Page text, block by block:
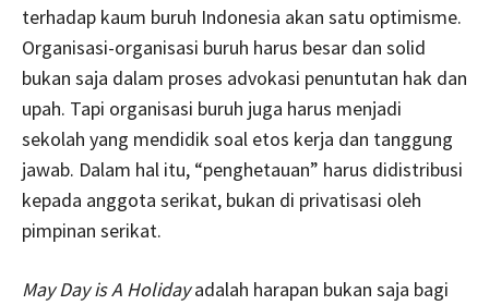
terhadap kaum buruh Indonesia akan satu optimisme.
Organisasi-organisasi buruh harus besar dan solid
bukan saja dalam proses advokasi penuntutan hak dan
upah. Tapi organisasi buruh juga harus menjadi
sekolah yang mendidik soal etos kerja dan tanggung
jawab. Dalam hal itu, “penghetauan” harus didistribusi
kepada anggota serikat, bukan di privatisasi oleh
pimpinan serikat.
May Day is A Holidayadalah harapan bukan saja bagi